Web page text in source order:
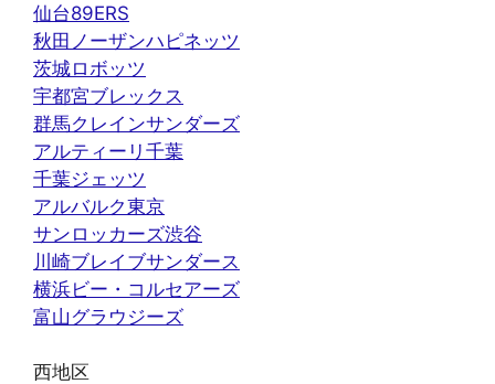
仙台89ERS
秋田ノーザンハピネッツ
茨城ロボッツ
宇都宮ブレックス
群馬クレインサンダーズ
アルティーリ千葉
千葉ジェッツ
アルバルク東京
サンロッカーズ渋谷
川崎ブレイブサンダース
横浜ビー・コルセアーズ
富山グラウジーズ
西地区